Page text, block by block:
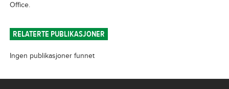
Office.
RELATERTE PUBLIKASJONER
Ingen publikasjoner funnet